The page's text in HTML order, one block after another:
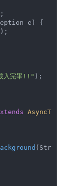
e) {
入完畢!!" );
AsyncT
(Str